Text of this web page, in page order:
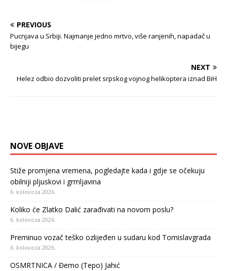
PREVIOUS
Pucnjava u Srbiji. Najmanje jedno mrtvo, više ranjenih, napadač u
bijegu
NEXT
Helez odbio dozvoliti prelet srpskog vojnog helikoptera iznad BiH
NOVE OBJAVE
Stiže promjena vremena, pogledajte kada i gdje se očekuju
obilniji pljuskovi i grmljavina
6. kolovoza 2026.
Koliko će Zlatko Dalić zarađivati na novom poslu?
6. kolovoza 2026.
Preminuo vozač teško ozlijeđen u sudaru kod Tomislavgrada
6. kolovoza 2026.
OSMRTNICA / Đemo (Tepo) Jahić